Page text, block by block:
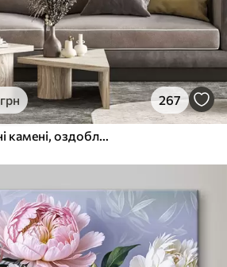
грн 267
Пеалістичні естетичні камені, оздоблення будинку, природне освітлення